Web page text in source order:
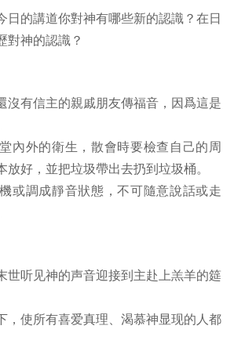
日的講道你對神有哪些新的認識？在日
對神的認識？
沒有信主的親戚朋友傳福音，因爲這是
內外的衛生，散會時要檢查自己的周
放好，並把垃圾帶出去扔到垃圾桶。
或調成靜音狀態，不可隨意說話或走
世听见神的声音迎接到主赴上羔羊的筵
，使所有喜爱真理、渴慕神显现的人都